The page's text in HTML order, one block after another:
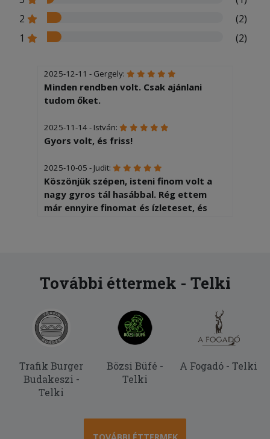
2
(2)
1
(2)
2025-12-11 - Gergely:
Minden rendben volt. Csak ajánlani
tudom őket.
2025-11-14 - István:
Gyors volt, és friss!
2025-10-05 - Judit:
Köszönjük szépen, isteni finom volt a
nagy gyros tál hasábbal. Rég ettem
már ennyire finomat és ízleteset, és
Kivàlo pizza. Kicsit a kiszállítás lehetne
gyorsabb de még belefér...
További éttermek - Telki
Trafik Burger
Budakeszi -
Telki
Bözsi Büfé -
Telki
A Fogadó - Telki